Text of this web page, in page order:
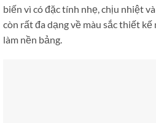
biến vì có đặc tính nhẹ, chịu nhiệt
còn rất đa dạng về màu sắc thiết
làm nền bảng.